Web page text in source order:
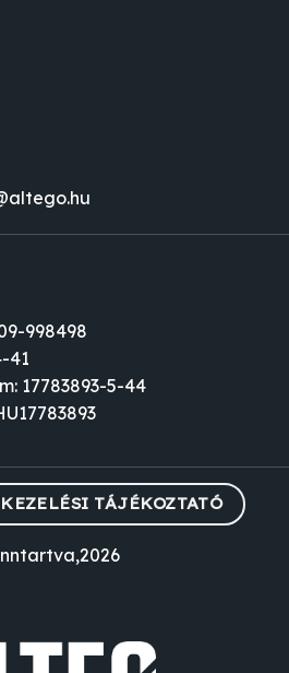
998498
41
17783893-5-44
TÁJÉKOZTATÓ